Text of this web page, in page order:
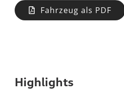
Fahrzeug als PDF
Highlights